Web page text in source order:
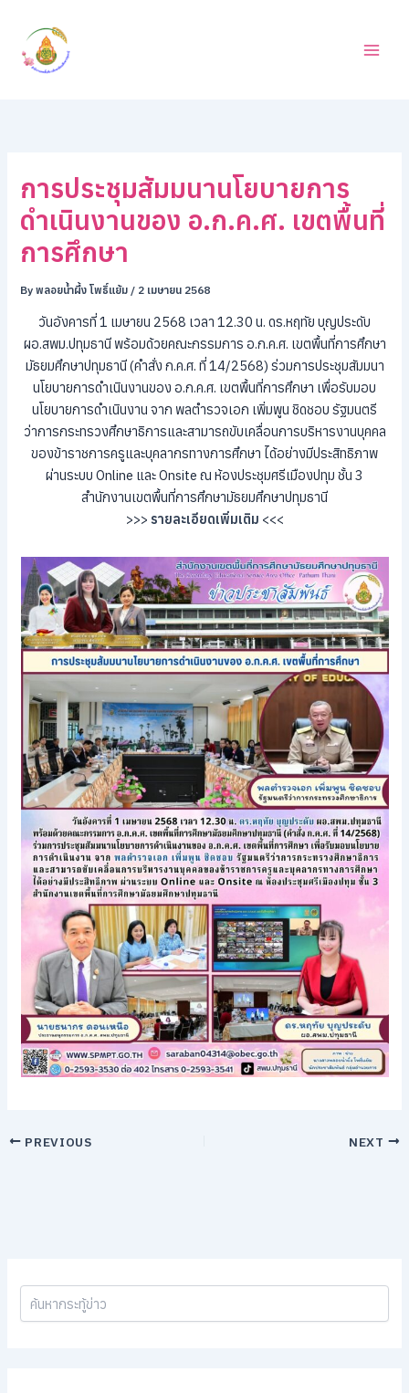
content
การประชุมสัมมนานโยบายการ
ดำเนินงานของ อ.ก.ค.ศ. เขตพื้นที่
การศึกษา
Byพลอยน้ำผึ้ง โพธิ์แย้ม / 2 เมษายน 2568
วันอังคารที่ 1 เมษายน 2568 เวลา 12.30 น. ดร.หฤทัย บุญประดับ
ผอ.สพม.ปทุมธานี พร้อมด้วยคณะกรรมการ อ.ก.ค.ศ. เขตพื้นที่การศึกษา
มัธยมศึกษาปทุมธานี (คำสั่ง ก.ค.ศ. ที่ 14/2568) ร่วมการประชุมสัมมนา
นโยบายการดำเนินงานของ อ.ก.ค.ศ. เขตพื้นที่การศึกษา เพื่อรับมอบ
นโยบายการดำเนินงาน จาก พลตำรวจเอก เพิ่มพูน ชิดชอบ รัฐมนตรี
ว่าการกระทรวงศึกษาธิการและสามารถขับเคลื่อนการบริหารงานบุคคล
ของข้าราชการครูและบุคลากรทางการศึกษา ได้อย่างมีประสิทธิภาพ
ผ่านระบบ Online และ Onsite ณ ห้องประชุมศรีเมืองปทุม ชั้น 3
สำนักงานเขตพื้นที่การศึกษามัธยมศึกษาปทุมธานี
>>> รายละเอียดเพิ่มเติม <<<
PREVIOUS NEXT
ห
า